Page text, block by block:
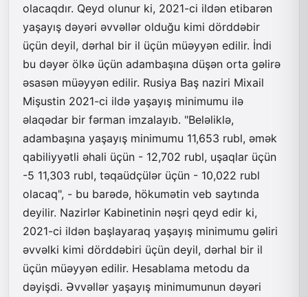
olacaqdır. Qeyd olunur ki, 2021-ci ildən etibarən
yaşayış dəyəri əvvəllər olduğu kimi dörddəbir
üçün deyil, dərhal bir il üçün müəyyən edilir. İndi
bu dəyər ölkə üçün adambaşına düşən orta gəlirə
əsasən müəyyən edilir. Rusiya Baş naziri Mixail
Mişustin 2021-ci ildə yaşayış minimumu ilə
əlaqədar bir fərman imzalayıb. "Beləliklə,
adambaşına yaşayış minimumu 11,653 rubl, əmək
qabiliyyətli əhali üçün - 12,702 rubl, uşaqlar üçün
-5 11,303 rubl, təqaüdçülər üçün - 10,022 rubl
olacaq", - bu barədə, hökumətin veb saytında
deyilir. Nazirlər Kabinetinin nəşri qeyd edir ki,
2021-ci ildən başlayaraq yaşayış minimumu gəliri
əvvəlki kimi dörddəbiri üçün deyil, dərhal bir il
üçün müəyyən edilir. Hesablama metodu da
dəyişdi. Əvvəllər yaşayış minimumunun dəyəri